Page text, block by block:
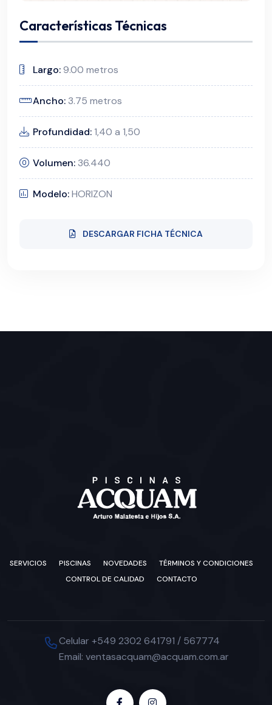
Características Técnicas
Largo:9.00 metros
Ancho: 3.75 metros
Profundidad: 1,40 a 1,50
Volumen: 36.440
Modelo:HORIZON
DESCARGAR FICHA TÉCNICA
SERVICIOS PISCINAS NOVEDADES
TÉRMINOS Y CONDICIONES
CONTROL DE CALIDAD
CONTACTO
Celular +549 2302 641791 / 567774
Email: ventasacquam@acquam.com.ar